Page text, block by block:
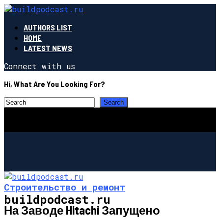
AUTHORS LIST
HOME
LATEST NEWS
Connect with us
Hi, What Are You Looking For?
buildpodcast.ru
Строительство и ремонт
На Заводе Hitachi Запущено